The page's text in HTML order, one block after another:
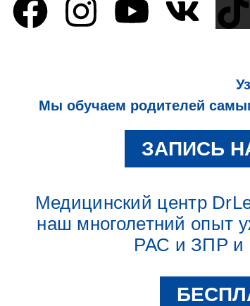
Мы обучаем родителей
ЗАПИСЬ
Медицинский центр
наш многолетний опыт
РАС и ЗПР и